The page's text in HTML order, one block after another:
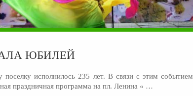
ЮБИЛЕЙ
исполнилось 235 лет. В связи с этим событием
праздничная программа на пл. Ленина « …